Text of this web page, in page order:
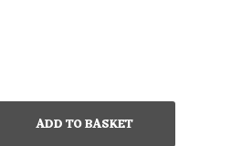
ADD TO BASKET